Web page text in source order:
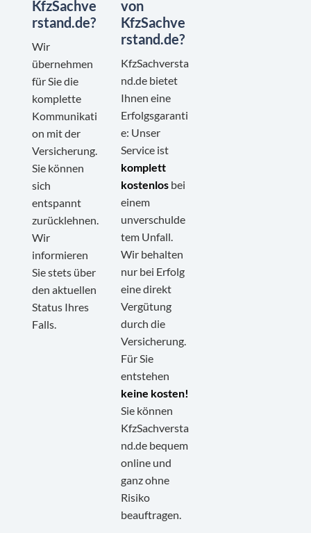
KfzSachve
rstand.de?
Wir
übernehmen
für Sie die
komplette
Kommunikati
on mit der
Versicherung.
Sie können
sich
entspannt
zurücklehnen.
Wir
informieren
Sie stets über
den aktuellen
Status Ihres
Falls.
von
KfzSachve
rstand.de?
KfzSachversta
nd.de bietet
Ihnen eine
Erfolgsgaranti
e: Unser
Service ist
komplett
kostenlos bei
einem
unverschulde
tem Unfall.
Wir behalten
nur bei Erfolg
eine direkt
Vergütung
durch die
Versicherung.
Für Sie
entstehen
keine kosten!
Sie können
KfzSachversta
nd.de bequem
online und
ganz ohne
Risiko
beauftragen.
Kundenbewertungen und Erfahrungen zu